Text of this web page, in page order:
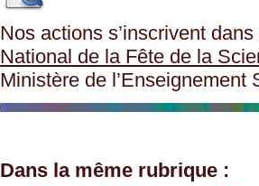
Nos actions s’inscrivent
National de la Fête de la
Ministère de
Dans la même rubrique :